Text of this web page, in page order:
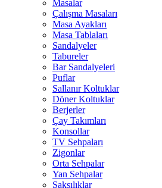
Masalar
Çalışma Masaları
Masa Ayakları
Masa Tablaları
Sandalyeler
Tabureler
Bar Sandalyeleri
Puflar
Sallanır Koltuklar
Döner Koltuklar
Berjerler
Çay Takımları
Konsollar
TV Sehpaları
Zigonlar
Orta Sehpalar
Yan Sehpalar
Saksılıklar